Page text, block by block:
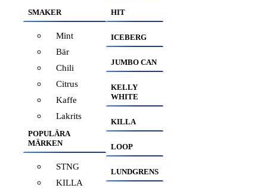
SMAKER
Mint
Bär
Chili
Citrus
Kaffe
Lakrits
POPULÄRA
MÄRKEN
STNG
KILLA
HIT
ICEBERG
JUMBO CAN
KELLY
WHITE
KILLA
LOOP
LUNDGRENS